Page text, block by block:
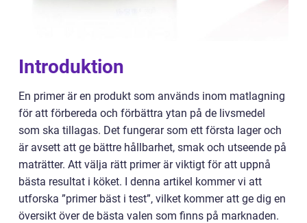
Introduktion
En primer är en produkt som används inom matlagning
för att förbereda och förbättra ytan på de livsmedel
som ska tillagas. Det fungerar som ett första lager och
är avsett att ge bättre hållbarhet, smak och utseende på
maträtter. Att välja rätt primer är viktigt för att uppnå
bästa resultat i köket. I denna artikel kommer vi att
utforska ”primer bäst i test”, vilket kommer att ge dig en
översikt över de bästa valen som finns på marknaden.